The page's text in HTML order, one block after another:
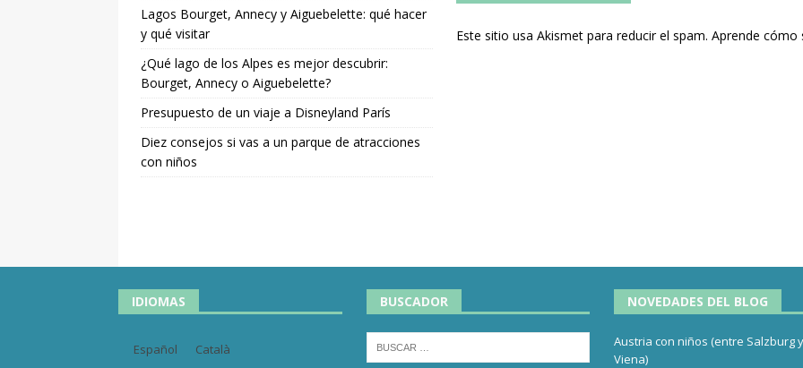
Este sitio usa Akismet para reducir el spam. Aprende cómo
Lagos Bourget, Annecy y Aiguebelette: qué hacer
y qué visitar
¿Qué lago de los Alpes es mejor descubrir:
Bourget, Annecy o Aiguebelette?
Presupuesto de un viaje a Disneyland París
Diez consejos si vas a un parque de atracciones
con niños
IDIOMAS
Español Català
BUSCADOR NOVEDADES DEL BLOG
Austria con niños (entre Salzburg
Viena)